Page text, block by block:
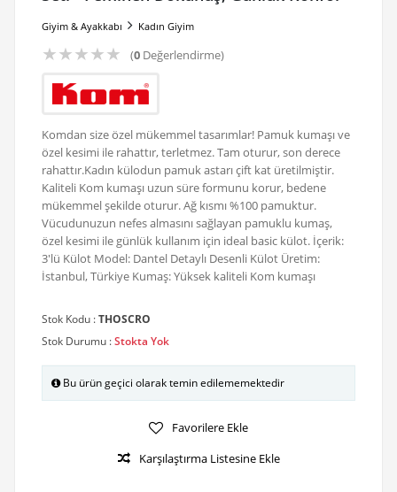
Giyim & Ayakkabı Kadın Giyim
★★★★★ (0Değerlendirme)
Komdan size özel mükemmel tasarımlar! Pamuk kumaşı ve
özel kesimi ile rahattır, terletmez. Tam oturur, son derece
rahattır.Kadın külodun pamuk astarı çift kat üretilmiştir.
Kaliteli Kom kumaşı uzun süre formunu korur, bedene
mükemmel şekilde oturur. Ağ kısmı %100 pamuktur.
Vücudunuzun nefes almasını sağlayan pamuklu kumaş,
özel kesimi ile günlük kullanım için ideal basic külot. İçerik:
3'lü Külot Model: Dantel Detaylı Desenli Külot Üretim:
İstanbul, Türkiye Kumaş: Yüksek kaliteli Kom kumaşı
Stok Kodu :THOSCRO
Stok Durumu :Stokta Yok
Bu ürün geçici olarak temin edilememektedir
Favorilere Ekle
Karşılaştırma Listesine Ekle